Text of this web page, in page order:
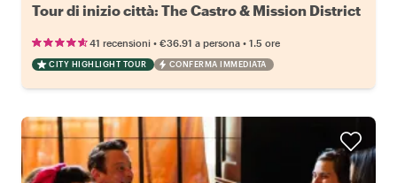
Tour di inizio città: The Castro & Mission District
41 recensioni • €36.91 a persona • 1.5 ore
CITY HIGHLIGHT TOUR CONFERMA IMMEDIATA